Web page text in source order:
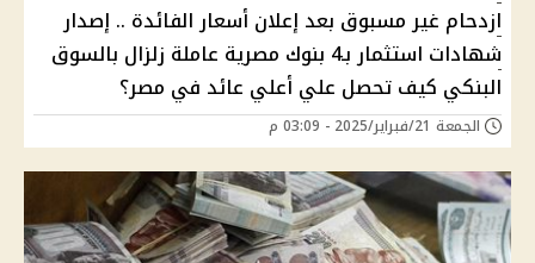
ازدحام غير مسبوق بعد إعلان أسعار الفائدة .. إصدار
شهادات استثمار بـ4 بنوك مصرية عاملة زلزال بالسوق
البنكي كيف تحصل علي أعلي عائد في مصر؟
الجمعة 21/فبراير/2025 - 03:09 م